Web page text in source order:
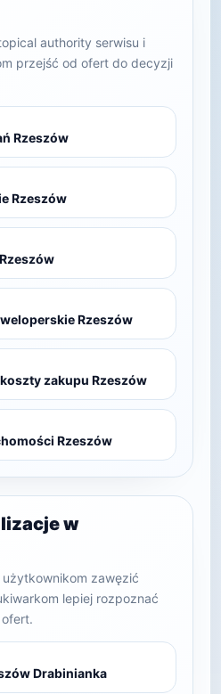
authority serwisu i
przejść od ofert do decyzji
Rzeszów
Rzeszów
Rzeszów
zakupu Rzeszów
Rzeszów
w
zawęzić
lepiej rozpoznać
Drabinianka